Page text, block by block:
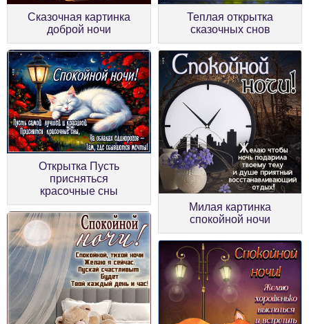
Сказочная картинка
доброй ночи
Теплая открытка
сказочных снов
Открытка Пусть
присняться
красочные сны
Милая картинка
спокойной ночи